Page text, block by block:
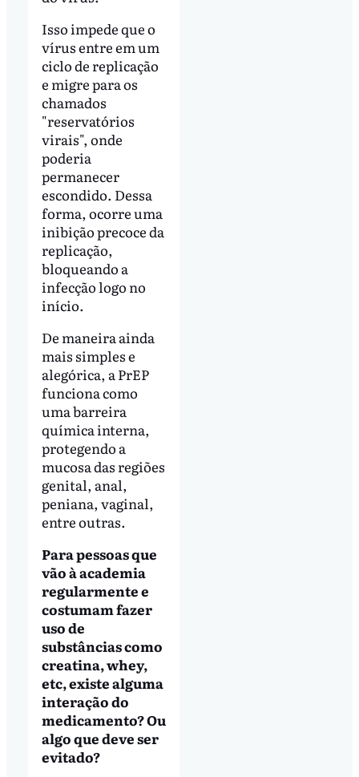
Isso impede que o
vírus entre em um
ciclo de replicação
e migre para os
chamados
"reservatórios
virais", onde
poderia
permanecer
escondido. Dessa
forma, ocorre uma
inibição precoce da
replicação,
bloqueando a
infecção logo no
início.
De maneira ainda
mais simples e
alegórica, a PrEP
funciona como
uma barreira
química interna,
protegendo a
mucosa das regiões
genital, anal,
peniana, vaginal,
entre outras.
Para pessoas que
vão à academia
regularmente e
costumam fazer
uso de
substâncias como
creatina, whey,
etc, existe alguma
interação do
medicamento? Ou
algo que deve ser
evitado?